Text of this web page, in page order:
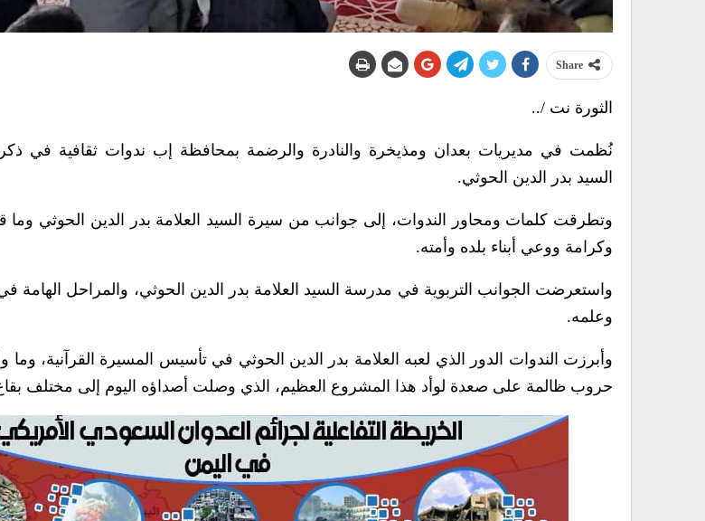
Share
الثورة نت /..
نُظمت في مديريات بعدان ومذيخرة والنادرة والرضمة بمحافظة إب ندوات ثقافية في
السيد بدر الدين الحوثي.
وتطرقت كلمات ومحاور الندوات، إلى جوانب من سيرة السيد العلامة بدر الدين الحوثي
وكرامة ووعي أبناء بلده وأمته.
واستعرضت الجوانب التربوية في مدرسة السيد العلامة بدر الدين الحوثي، والمراحل الهامة
وعلمه.
وأبرزت الندوات الدور الذي لعبه العلامة بدر الدين الحوثي في تأسيس المسيرة القرآنية،
حروب ظالمة على صعدة لوأد هذا المشروع العظيم، الذي وصلت أصداؤه اليوم إلى مختلف